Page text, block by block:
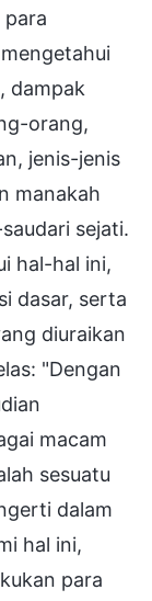
para
dampak
orang,
jenis-jenis
manakah
sejati.
hal-hal ini,
dasar, serta
diuraikan
"Dengan
macam
sesuatu
dalam
hal ini,
para